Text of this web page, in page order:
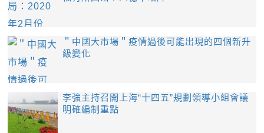
＂中國大市場＂疫情過後可能出現的四個新升
級變化
李強主持召開上海“十四五”規劃領導小組會議
明確編制重點